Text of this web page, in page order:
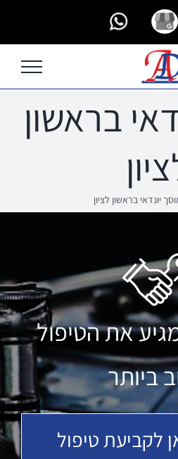
Custom
Custom
בראשון
יונדאי בראשון לציון
את הטיפול
ביותר
לקביעת טיפול